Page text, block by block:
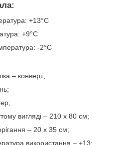
+13°C
+9°C
-2°C
– конверт;
вигляді – 210 x 80 см;
– 20 x 35 см;
використання – +13;